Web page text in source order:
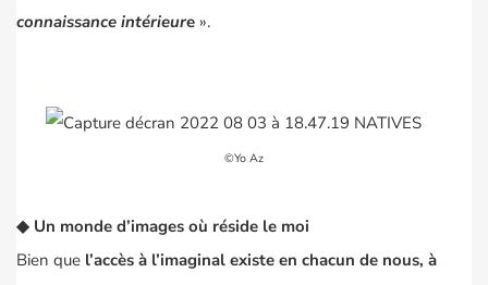
connaissance intérieure ».
©Yo Az
◆ Un monde d’images où réside le moi
Bien que l’accès à l’imaginal existe en chacun de nous, à